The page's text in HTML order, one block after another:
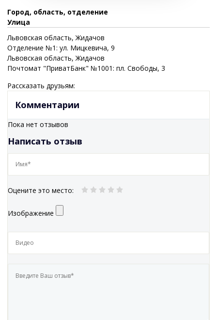
Город, область, отделение
Улица
Львовская область, Жидачов
Отделение №1: ул. Мицкевича, 9
Львовская область, Жидачов
Почтомат "ПриватБанк" №1001: пл. Свободы, 3
Рассказать друзьям:
Комментарии
Пока нет отзывов
Написать отзыв
Оцените это место:
Изображение